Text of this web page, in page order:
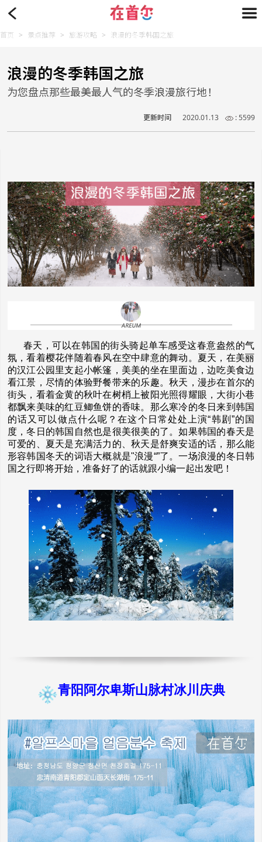
首页 > 景点推荐 > 旅游攻略 > 浪漫的冬季韩国之旅
浪漫的冬季韩国之旅
为您盘点那些最美最人气的冬季浪漫旅行地！
更新时间 2020.01.13 : 5599
春天，可以在韩国的街头骑起单车感受这春意盎然的气
氛，看着樱花伴随着春风在空中肆意的舞动。夏天，在美丽
的汉江公园里支起小帐篷，美美的坐在里面边，边吃美食边
看江景，尽情的体验野餐带来的乐趣。秋天，漫步在首尔的
街头，看着金黄的秋叶在树梢上被阳光照得耀眼，大街小巷
都飘来美味的红豆鲫鱼饼的香味。那么寒冷的冬日来到韩国
的话又可以做点什么呢？在这个日常处处上演“韩剧”的国
度，冬日的韩国自然也是很美很美的了。如果韩国的春天是
可爱的、夏天是充满活力的、秋天是舒爽安适的话，那么能
形容韩国冬天的词语大概就是"浪漫“”了。一场浪漫的冬日韩
国之行即将开始，准备好了的话就跟小编一起出发吧！
青阳阿尔卑斯山脉村冰川庆典